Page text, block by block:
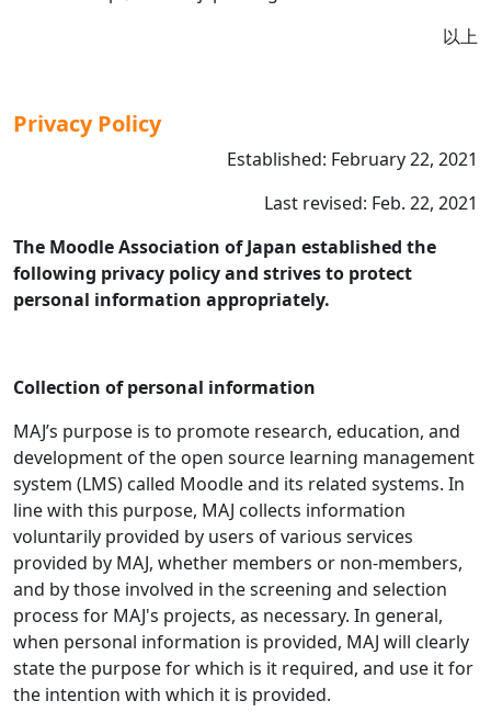
以上
Privacy Policy
Established: February 22, 2021
Last revised: Feb. 22, 2021
The Moodle Association of Japan established the
following privacy policy and strives to protect
personal information appropriately.
Collection of personal information
MAJ’s purpose is to promote research, education, and
development of the open source learning management
system (LMS) called Moodle and its related systems. In
line with this purpose, MAJ collects information
voluntarily provided by users of various services
provided by MAJ, whether members or non-members,
and by those involved in the screening and selection
process for MAJ's projects, as necessary. In general,
when personal information is provided, MAJ will clearly
state the purpose for which is it required, and use it for
the intention with which it is provided.